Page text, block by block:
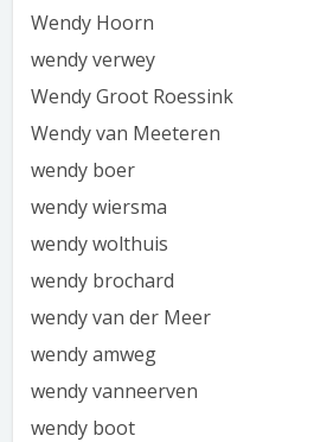
Wendy Hoorn
wendy verwey
Wendy Groot Roessink
Wendy van Meeteren
wendy boer
wendy wiersma
wendy wolthuis
wendy brochard
wendy van der Meer
wendy amweg
wendy vanneerven
wendy boot